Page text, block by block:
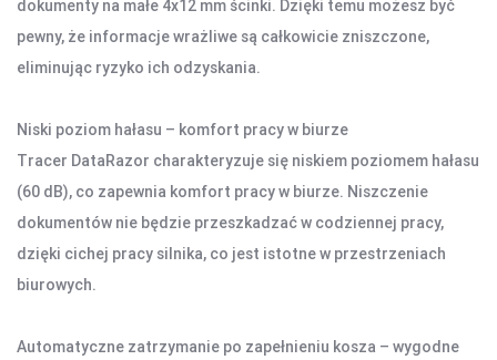
LISTWY ZASILAJĄCE
PRZEDŁUŻACZE
OŚWIETLENIE
OŚWIETLENIE AMBIENTOWE
LAMPKI TURYSTYCZNE
dokumenty na małe 4x12 mm ścinki. Dzięki temu możesz być
pewny, że informacje wrażliwe są całkowicie zniszczone,
eliminując ryzyko ich odzyskania.
Niski poziom hałasu – komfort pracy w biurze
Tracer DataRazor charakteryzuje się niskiem poziomem hałasu
(60 dB), co zapewnia komfort pracy w biurze. Niszczenie
dokumentów nie będzie przeszkadzać w codziennej pracy,
dzięki cichej pracy silnika, co jest istotne w przestrzeniach
biurowych.
Automatyczne zatrzymanie po zapełnieniu kosza – wygodne